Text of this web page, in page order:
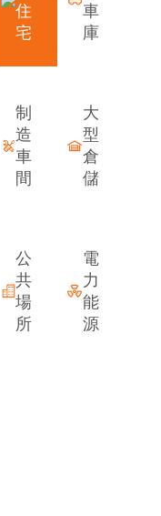
住
宅
車
庫
制
造
車
間
大
型
倉
儲
公
共
場
所
電
力
能
源